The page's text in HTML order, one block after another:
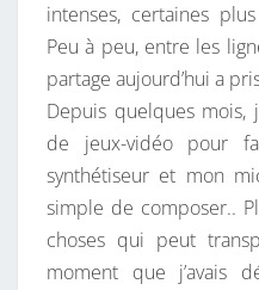
intenses, certaines
Peu à peu, entre les
partage aujourd’hui a
Depuis quelques mois,
de jeux-vidéo pour
synthétiseur et mon
simple de composer..
choses qui peut
moment que j’avais